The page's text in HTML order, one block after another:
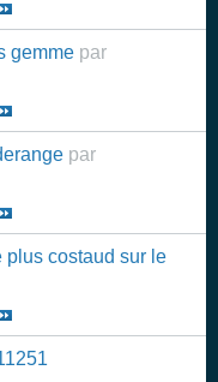
gemme par
par
plus costaud sur le